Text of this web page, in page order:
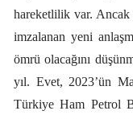
hareketlilik var.
imzalanan yeni
ömrü olacağını
yıl. Evet, 2023’ün
Türkiye Ham Petrol